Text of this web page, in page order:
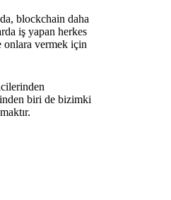
blockchain daha
iş yapan herkes
onlara vermek için
biri de bizimki